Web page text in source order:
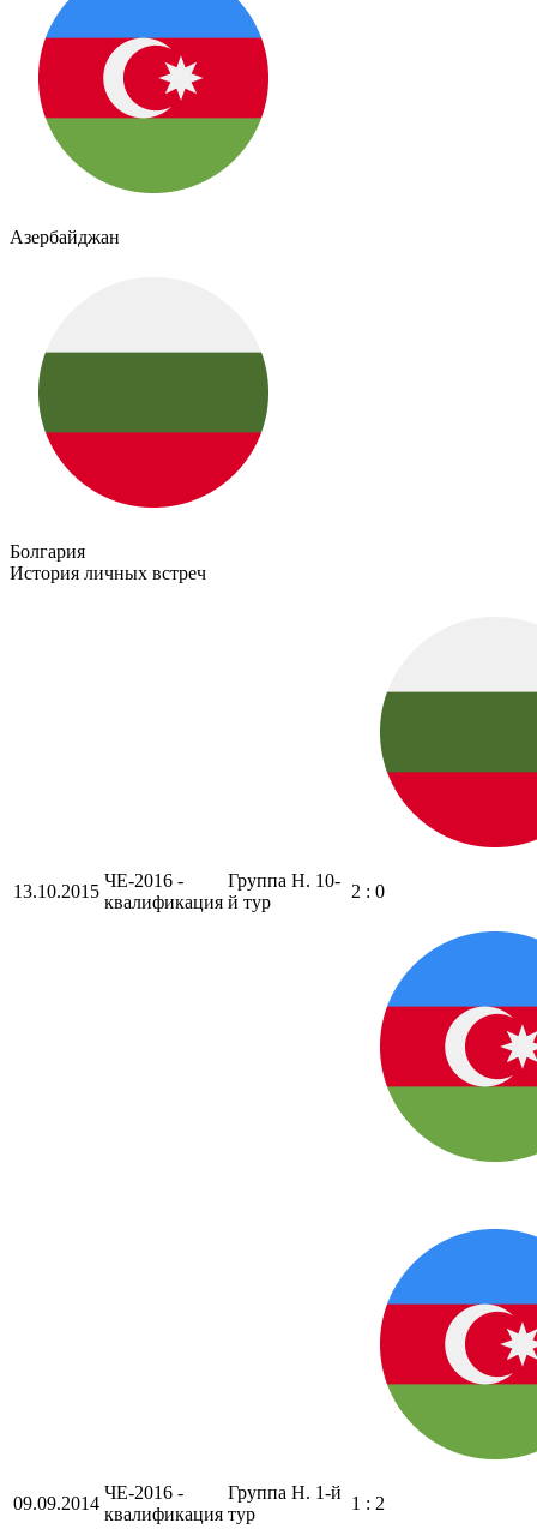
Азербайджан
Болгария
История личных встреч
13.10.2015
ЧЕ-2016 -
квалификация
Группа H. 10-
й тур
2 : 0
09.09.2014
ЧЕ-2016 -
квалификация
Группа H. 1-й
тур
1 : 2